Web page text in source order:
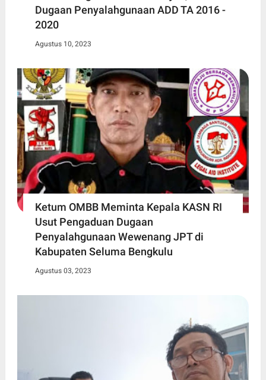
Dugaan Penyalahgunaan ADD TA 2016 -
2020
Agustus 10, 2023
Ketum OMBB Meminta Kepala KASN RI
Usut Pengaduan Dugaan
Penyalahgunaan Wewenang JPT di
Kabupaten Seluma Bengkulu
Agustus 03, 2023